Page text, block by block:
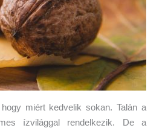
miért kedvelik sokan. Talán a
ízvilággal rendelkezik. De a